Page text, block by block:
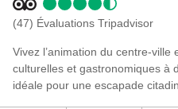
(47) Évaluations Tripadvisor
Vivez l’animation du centre-ville
culturelles et gastronomiques à
idéale pour une escapade